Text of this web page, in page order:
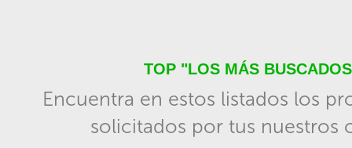
TOP "LOS MÁS
Encuentra en estos listados los
solicitados por tus nuestros